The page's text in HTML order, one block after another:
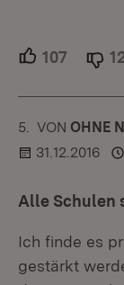
107
5. KOMMENTAR
VON :OHNE
31.12.2016
Alle Schulen
Ich finde es
gestärkt